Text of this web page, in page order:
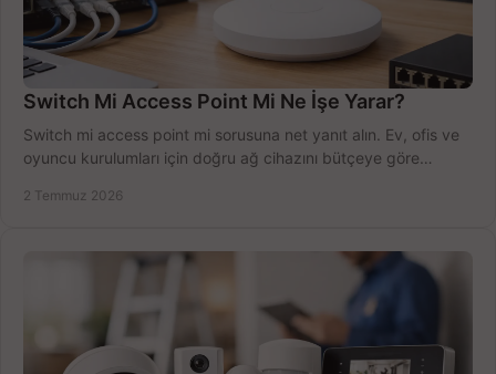
Switch Mi Access Point Mi Ne İşe Yarar?
Switch mi access point mi sorusuna net yanıt alın. Ev, ofis ve
oyuncu kurulumları için doğru ağ cihazını bütçeye göre
2 Temmuz 2026